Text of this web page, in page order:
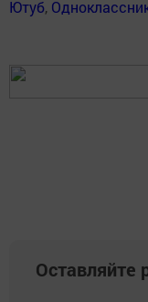
Ютуб,
Оставляйте